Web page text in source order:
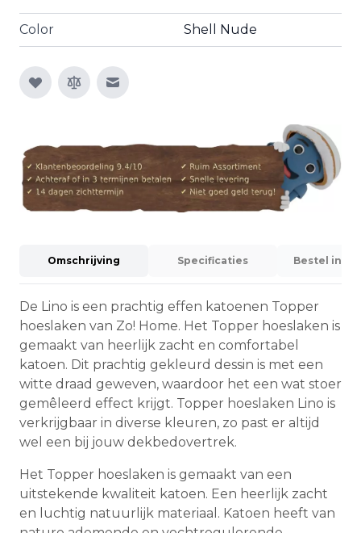
Color Shell Nude
E-mail naar een vriend
Omschrijving Specificaties Bestel
De Lino is een prachtig effen katoenen Topper
hoeslaken van Zo! Home. Het Topper hoeslaken is
gemaakt van heerlijk zacht en comfortabel
katoen. Dit prachtig gekleurd dessin is met een
witte draad geweven, waardoor het een wat stoer
gemêleerd effect krijgt. Topper hoeslaken Lino is
verkrijgbaar in diverse kleuren, zo past er altijd
wel een bij jouw dekbedovertrek.
Het Topper hoeslaken is gemaakt van een
uitstekende kwaliteit katoen. Een heerlijk zacht
en luchtig natuurlijk materiaal. Katoen heeft van